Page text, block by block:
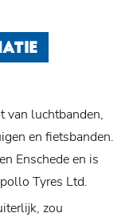
van luchtbanden,
en fietsbanden.
Enschede en is
Tyres Ltd.
zou